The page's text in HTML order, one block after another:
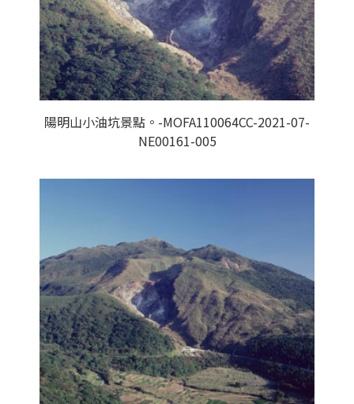
陽明山小油坑景點。-MOFA110064CC-2021-07-
NE00161-005